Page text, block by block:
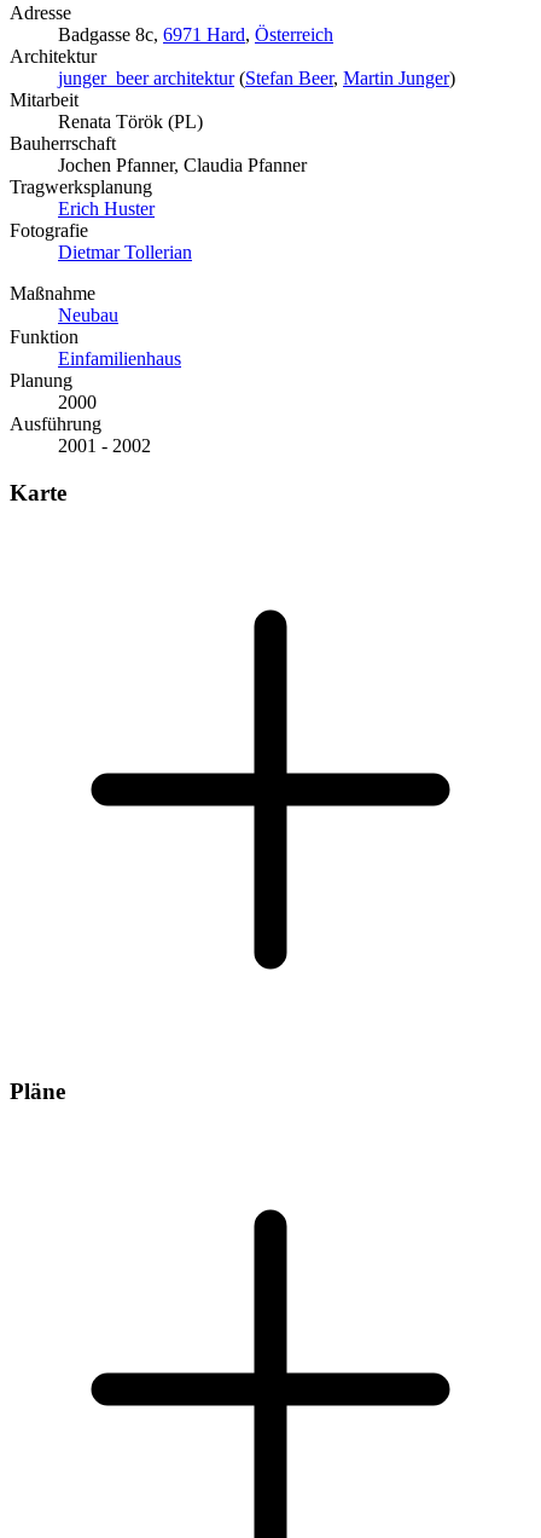
Adresse
Badgasse 8c, 6971 Hard, Österreich
Architektur
junger_beer architektur(Stefan Beer, Martin Junger)
Mitarbeit
Renata Török (PL)
Bauherrschaft
Jochen Pfanner, Claudia Pfanner
Tragwerksplanung
Erich Huster
Fotografie
Dietmar Tollerian
Maßnahme
Neubau
Funktion
Einfamilienhaus
Planung
2000
Ausführung
2001 - 2002
Karte
Pläne